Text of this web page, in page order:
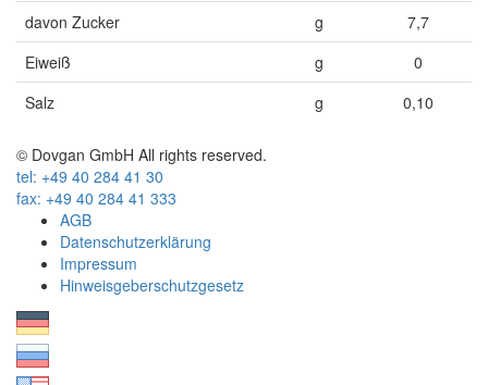
davon Zucker
g
7,7
Eiweiß
g
0
Salz
g 0,10
© Dovgan GmbH All rights reserved.
tel: +49 40 284 41 30
fax: +49 40 284 41 333
AGB
Datenschutzerklärung
Impressum
Hinweisgeberschutzgesetz